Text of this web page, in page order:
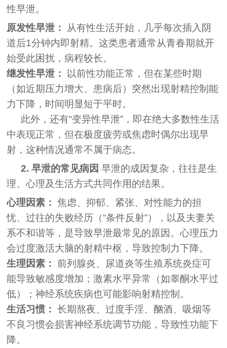
性早泄。
原发性早泄：
从有性生活开始，几乎每次插入阴
道后1分钟内即射精。这类患者通常从青春期就开
始受此困扰，病程较长。
继发性早泄：
以前性功能正常，但在某些时期
（如近期压力增大、患病后）突然出现射精控制能
力下降，时间明显短于平时。
此外，还有“变异性早泄”，即在绝大多数性生活
中表现正常，但在极度疲劳或焦虑时偶尔出现早
射，这种情况通常不属于病态。
2. 早泄的常见病因 早泄的成因复杂，往往是生
理、心理及生活方式共同作用的结果。
心理因素： 焦虑、抑郁、紧张、对性能力的担
忧、过往的失败经历（“条件反射”），以及夫妻关
系不和谐等，是导致早泄最常见的原因。心理压力
会过度激活大脑的射精中枢，导致控制力下降。
生理因素： 前列腺炎、尿道炎等生殖系统炎症可
能导致敏感度增加；激素水平异常（如睾酮水平过
低）；神经系统疾病也可能影响射精控制。
生活习惯： 长期熬夜、过度手淫、酗酒、吸烟等
不良习惯会损害神经系统调节功能，导致性功能下
降。